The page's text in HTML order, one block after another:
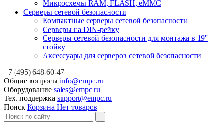
Микросхемы RAM, FLASH, eMMC
Серверы сетевой безопасности
Компактные серверы сетевой безопасности
Серверы на DIN-рейку
Серверы сетевой безопасности для монтажа в 19''
стойку
Аксессуары для серверов сетевой безопасности
+7 (495) 648-60-47
Общие вопросы info@empc.ru
Оборудование sales@empc.ru
Тех. поддержка support@empc.ru
Поиск Корзина Нет товаров